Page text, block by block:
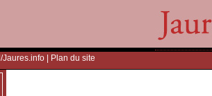
/Jaures.info | Plan du site